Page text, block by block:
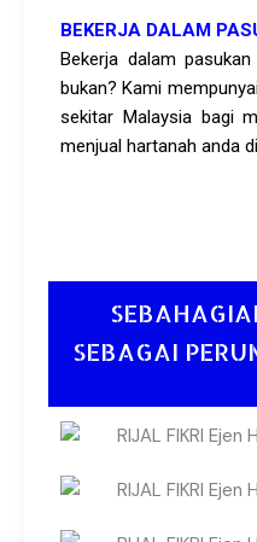
BEKERJA DALAM
Bekerja dalam
bukan? Kami
sekitar Malaysia bagi
menjual hartanah anda
SEBAGAI